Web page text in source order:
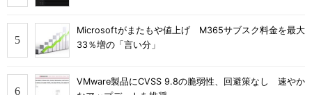
Microsoftがまたもや値上げ M365サブスク料金を最大
33％増の「言い分」
VMware製品にCVSS 9.8の脆弱性、回避策なし 速やか